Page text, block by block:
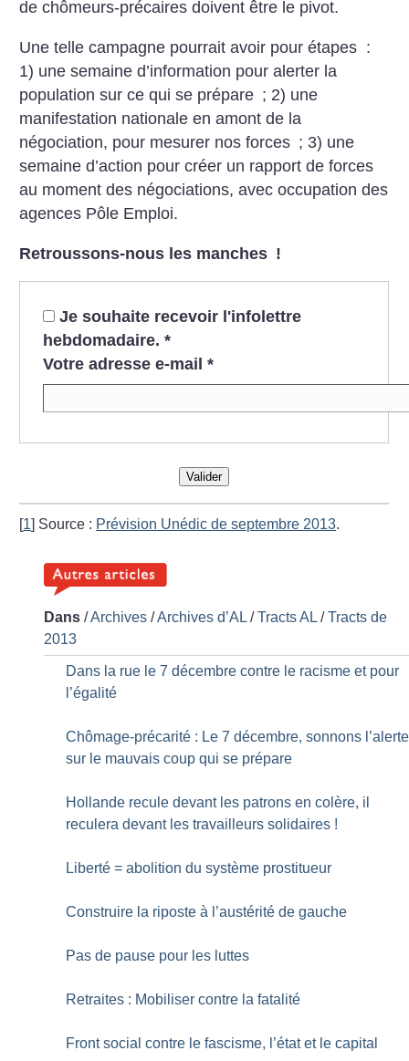
de chômeurs-précaires doivent être le pivot.
Une telle campagne pourrait avoir pour étapes :
1) une semaine d’information pour alerter la
population sur ce qui se prépare ; 2) une
manifestation nationale en amont de la
négociation, pour mesurer nos forces ; 3) une
semaine d’action pour créer un rapport de forces
au moment des négociations, avec occupation des
agences Pôle Emploi.
Retroussons-nous les manches !
Je souhaite recevoir l'infolettre
hebdomadaire. *
Votre adresse e-mail *
Valider
[1] Source : Prévision Unédic de septembre 2013.
Dans /Archives /Archives d’AL /Tracts AL /Tracts de
2013
Dans la rue le 7 décembre contre le racisme et pour
l’égalité
Chômage-précarité : Le 7 décembre, sonnons l’alerte
sur le mauvais coup qui se prépare
Hollande recule devant les patrons en colère, il
reculera devant les travailleurs solidaires !
Liberté = abolition du système prostitueur
Construire la riposte à l’austérité de gauche
Pas de pause pour les luttes
Retraites : Mobiliser contre la fatalité
Front social contre le fascisme, l’état et le capital